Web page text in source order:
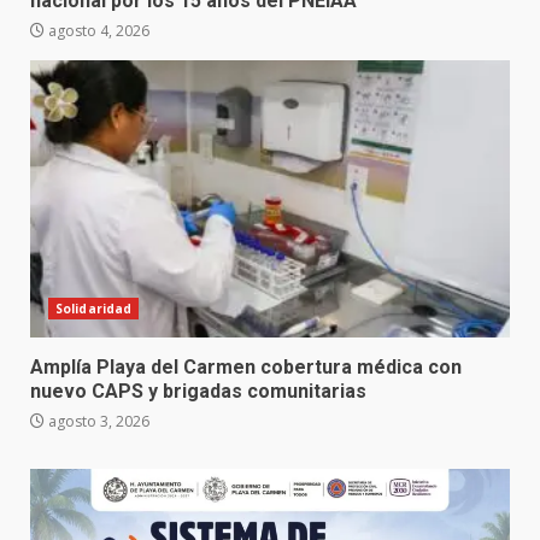
agosto 4, 2026
Solidaridad
Amplía Playa del Carmen cobertura médica con
nuevo CAPS y brigadas comunitarias
agosto 3, 2026